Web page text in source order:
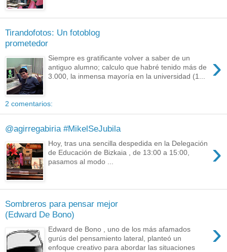
Tirandofotos: Un fotoblog
prometedor
›
Siempre es gratificante volver a saber de un
antiguo alumno; calculo que habré tenido más de
3.000, la inmensa mayoría en la universidad (1...
2 comentarios:
@agirregabiria #MikelSeJubila
›
Hoy, tras una sencilla despedida en la Delegación
de Educación de Bizkaia , de 13:00 a 15:00,
pasamos al modo ...
Sombreros para pensar mejor
(Edward De Bono)
›
Edward de Bono , uno de los más afamados
gurús del pensamiento lateral, planteó un
enfoque creativo para abordar las situaciones